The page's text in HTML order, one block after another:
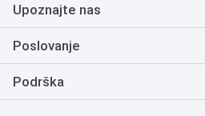
Upoznajte nas
Poslovanje
Podrška